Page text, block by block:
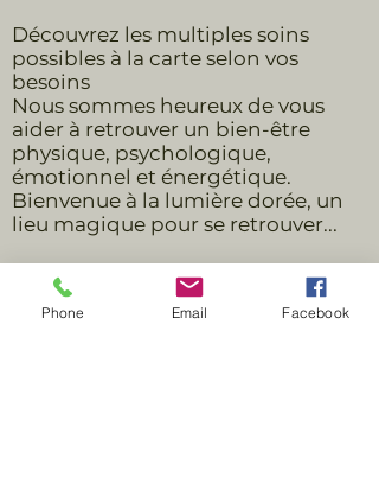
Découvrez les multiples soins
possibles à la carte selon vos
besoins
Nous sommes heureux de vous
aider à retrouver un bien-être
physique, psychologique,
émotionnel et énergétique.
Bienvenue à la lumière dorée, un
lieu magique pour se retrouver...
Phone Email Facebook